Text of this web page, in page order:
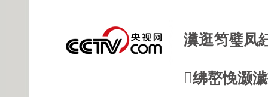
瀵逛笉璧凤
绋嶅悗灏